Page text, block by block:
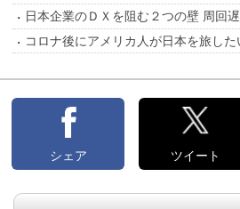
日本企業のＤＸを阻む２つの壁 周回
コロナ後にアメリカ人が日本を旅し
シェア ツイート